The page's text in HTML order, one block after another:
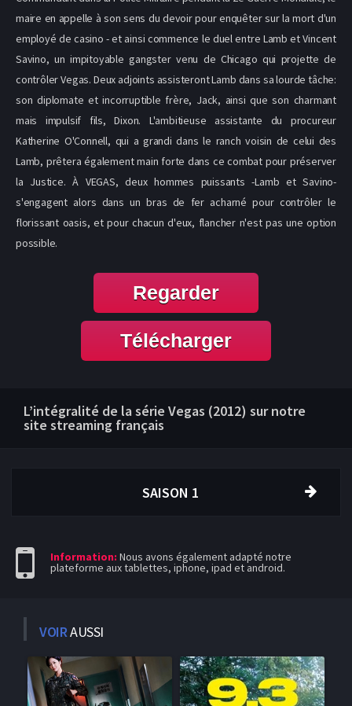
maire en appelle à son sens du devoir pour enquêter sur la mort d'un
employé de casino - et ainsi commence le duel entre Lamb et Vincent
Savino, un impitoyable gangster venu de Chicago qui projette de
contrôler Vegas. Deux adjoints assisteront Lamb dans sa lourde tâche:
son diplomate et incorruptible frère, Jack, ainsi que son charmant
mais impulsif fils, Dixon. L'ambitieuse assistante du procureur
Katherine O'Connell, qui a grandi dans le ranch voisin de celui des
Lamb, prêtera également main forte dans ce combat pour préserver
la Justice. À VEGAS, deux hommes puissants -Lamb et Savino-
s'engagent alors dans un bras de fer acharné pour contrôler le
florissant oasis, et pour chacun d'eux, flancher n'est pas une option
possible.
Regarder
Télécharger
L’intégralité de la série Vegas (2012) sur notre
site streaming français
SAISON 1
Information: Nous avons également adapté notre
plateforme aux tablettes, iphone, ipad et android.
VOIRAUSSI